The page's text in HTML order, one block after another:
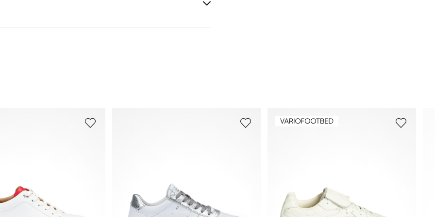
Tu trouveras plus d'informations sur le sujet dans la